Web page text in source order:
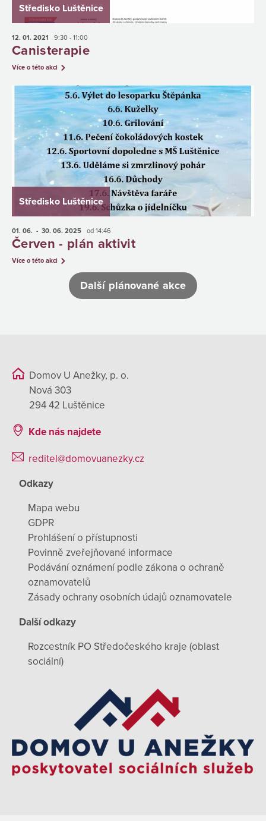
Středisko Luštěnice
12. 01. 2021 9:30 - 11:00
Canisterapie
Více o této akci
Středisko Luštěnice
01. 06. - 30. 06. 2025 od 14:46
Červen - plán aktivit
Více o této akci
Další plánované akce
Domov U Anežky, p. o.
Nová 303
294 42 Luštěnice
Kde nás najdete
reditel@domovuanezky.cz
Odkazy
Mapa webu
GDPR
Prohlášení o přístupnosti
Povinně zveřejňované informace
Podávání oznámení podle zákona o ochraně
oznamovatelů
Zásady ochrany osobních údajů oznamovatele
Další odkazy
Rozcestník PO Středočeského kraje (oblast
sociální)